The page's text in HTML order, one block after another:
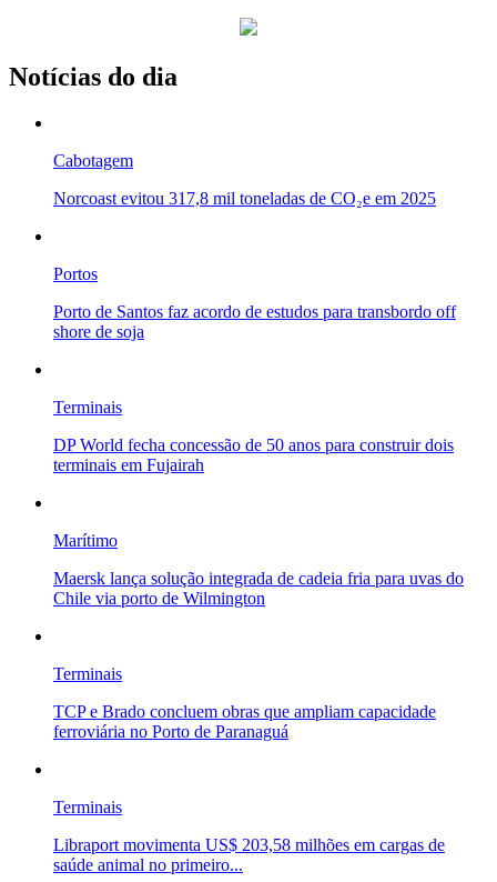
Notícias do dia
Cabotagem
Norcoast evitou 317,8 mil toneladas de CO₂e em 2025
Portos
Porto de Santos faz acordo de estudos para transbordo off
shore de soja
Terminais
DP World fecha concessão de 50 anos para construir dois
terminais em Fujairah
Marítimo
Maersk lança solução integrada de cadeia fria para uvas do
Chile via porto de Wilmington
Terminais
TCP e Brado concluem obras que ampliam capacidade
ferroviária no Porto de Paranaguá
Terminais
Libraport movimenta US$ 203,58 milhões em cargas de
saúde animal no primeiro...